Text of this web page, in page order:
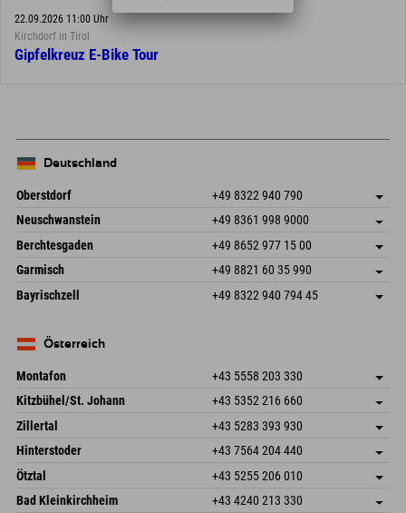
22.09.2026 11:00 Uhr
Kirchdorf in Tirol
Gipfelkreuz E-Bike Tour
Deutschland
Oberstdorf +49 8322 940 790
An der Breitach 3
Deutschland
Adresse speichern
Buchen
Neuschwanstein +49 8361 998 9000
An der Riese 45
87484 Nesselwang im Allgäu
Deutschland
Adresse speichern
Anreiseinfos
Buchen
Berchtesgaden +49 8652 977 15 00
Hofreitstr. 7
Deutschland
Adresse speichern
Buchen
Garmisch +49 8821 60 35 990
Frickenstraße 22
82490 Farchant
Adresse speichern
Anreiseinfos
Bayrischzell +49 8322 940 794 45
Deutschland
Österreich
Montafon +43 5558 203 330
Dorfstr. 127b
6793 Gaschurn/Montafon
Österreich
Adresse speichern
Buchen
Kitzbühel/St. Johann +43 5352 216 660
Speckbacherstraße 87
6380 St. Johann in Tirol
Österreich
Adresse speichern
Anreiseinfos
Buchen
Zillertal +43 5283 393 930
Schmiedau 2
Österreich
Adresse speichern
Buchen
Hinterstoder +43 7564 204 440
Freizeitpark 10
4573 Hinterstoder
Österreich
Adresse speichern
Anreiseinfos
Buchen
Ötztal +43 5255 206 010
Gscheat 14
Adresse speichern
Bad Kleinkirchheim +43 4240 213 330